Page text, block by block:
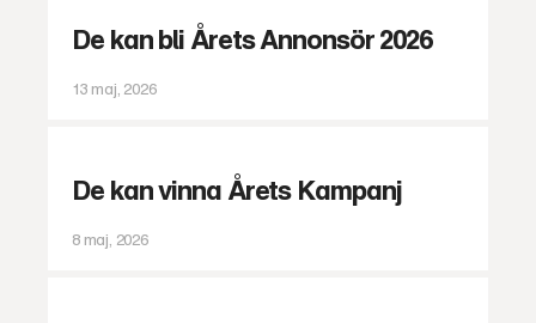
De kan bli Årets Annonsör 2026
13 maj, 2026
De kan vinna Årets Kampanj
8 maj, 2026